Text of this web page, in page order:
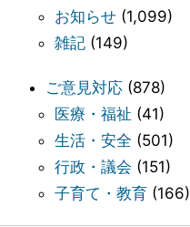
お知らせ (1,099)
雑記 (149)
ご意見対応 (878)
医療・福祉 (41)
生活・安全 (501)
行政・議会 (151)
子育て・教育 (166)